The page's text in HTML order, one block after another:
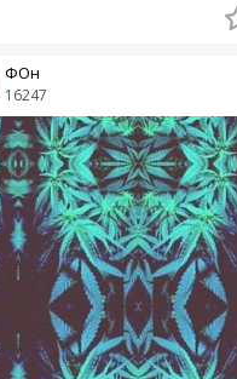
16247
ФОн